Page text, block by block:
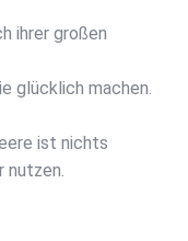
ihrer großen
glücklich machen.
ist nichts
nutzen.